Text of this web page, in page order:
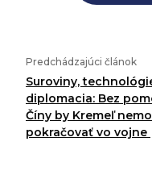
Predchádzajúci článok
Suroviny,
diplomacia: Bez
Číny by Kremeľ
pokračovať vo vojne